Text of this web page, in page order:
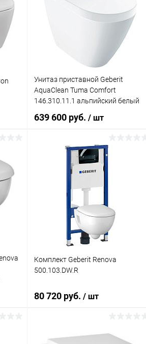
Купить в 1 клик Сравнение
Под заказ
Унитаз приставной Geberit
AquaClean Tuma Comfort
146.310.11.1 альпийский белый
639 600 руб. / шт
В корзину
Купить в 1 клик
В избранное
Комплект Geberit Renova
500.103.DW.R
80 720 руб. / шт
В корзину